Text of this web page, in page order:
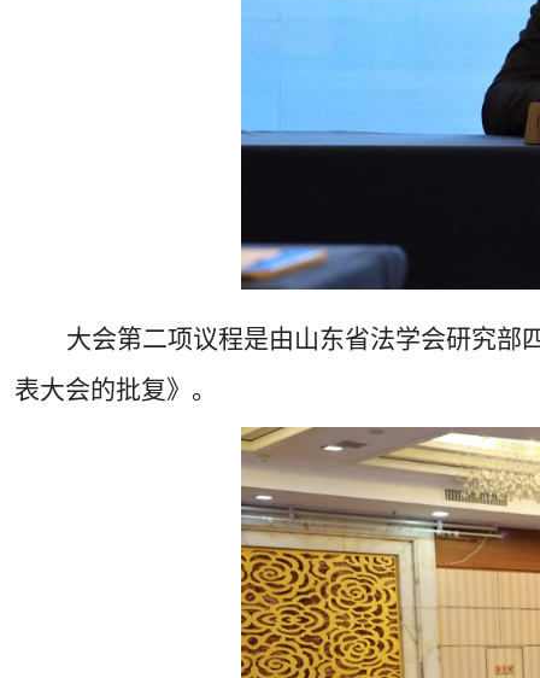
大会第二项议程是由山东省法学会研究部
表大会的批复》。